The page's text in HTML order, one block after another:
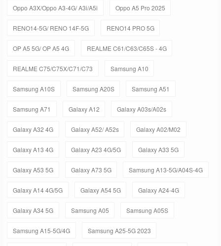
Oppo A3X/Oppo A3-4G/ A3i/A5i Oppo A5 Pro 2025
RENO14-5G/ RENO 14F-5G RENO14 PRO 5G
OP A5 5G/ OP A5 4G REALME C61/C63/C65S - 4G
REALME C75/C75X/C71/C73 Samsung A10
Samsung A10S Samsung A20S Samsung A51
Samsung A71 Galaxy A12 Galaxy A03s/A02s
Galaxy A32 4G Galaxy A52/ A52s Galaxy A02/M02
Galaxy A13 4G Galaxy A23 4G/5G Galaxy A33 5G
Galaxy A53 5G Galaxy A73 5G Samsung A13-5G/A04S-4G
Galaxy A14 4G/5G Galaxy A54 5G Galaxy A24-4G
Galaxy A34 5G Samsung A05 Samsung A05S
Samsung A15-5G/4G Samsung A25-5G 2023